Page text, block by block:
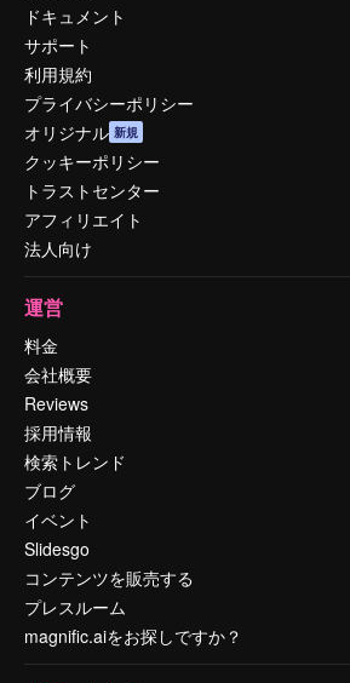
ドキュメント
サポート
利用規約
プライバシーポリシー
オリジナル 新規
クッキーポリシー
トラストセンター
アフィリエイト
法人向け
運営
料金
会社概要
Reviews
採用情報
検索トレンド
ブログ
イベント
Slidesgo
コンテンツを販売する
プレスルーム
magnific.aiをお探しですか？